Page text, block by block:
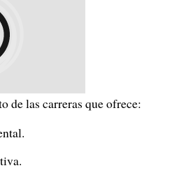
de las carreras que ofrece: